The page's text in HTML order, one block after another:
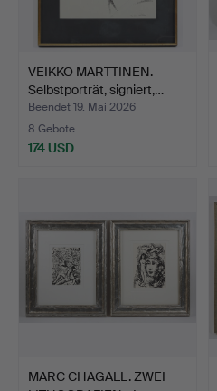
VEIKKO MARTTINEN.
Selbstporträt, signiert,…
Beendet 19. Mai 2026
8 Gebote
174 USD
MARC CHAGALL. ZWEI